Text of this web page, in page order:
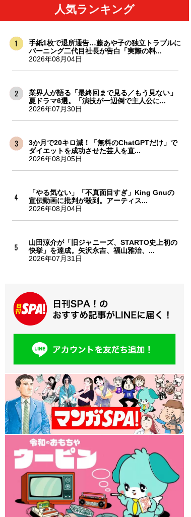
人気ランキング
手紙1枚で退所通告…藤あや子の独立トラブルに
バーニング二代目社長が告白「実際の料...
2026年08月04日
業界人が語る「最終回まで見る／もう見ない」
夏ドラマ6選。「演技が一辺倒で主人公に...
2026年07月30日
3か月で20キロ減！「無料のChatGPTだけ」で
ダイエットを成功させた芸人を直...
2026年08月05日
「やる気ない」「不真面目すぎ」King Gnuの
宣伝動画に批判が殺到。アーティス...
2026年08月04日
山田涼介が「旧ジャニーズ、STARTO史上初の
快挙」を達成。矢沢永吉、福山雅治、...
2026年07月31日